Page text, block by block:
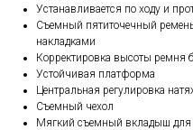
Устанавливается по ходу и
Съемный пятиточечный
накладками
Корректировка высоты ремня
Устойчивая платформа
Центральная регулировка
Съемный чехол
Мягкий съемный вкладыш